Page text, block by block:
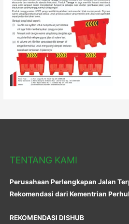
TENTANG KAMI
Perusahaan Perlengkapan Jalan
Rekomendasi dari Kementrian
REKOMENDASI DISHUB